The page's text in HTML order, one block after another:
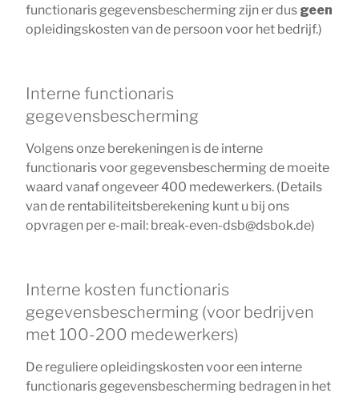
functionaris gegevensbescherming zijn er dus geen
opleidingskosten van de persoon voor het bedrijf.)
Interne functionaris
gegevensbescherming
Volgens onze berekeningen is de interne
functionaris voor gegevensbescherming de moeite
waard vanaf ongeveer 400 medewerkers. (Details
van de rentabiliteitsberekening kunt u bij ons
opvragen per e-mail: break-even-dsb@dsbok.de)
Interne kosten functionaris
gegevensbescherming (voor bedrijven
met 100-200 medewerkers)
De reguliere opleidingskosten voor een interne
functionaris gegevensbescherming bedragen in het